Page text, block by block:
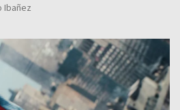
Ibañez